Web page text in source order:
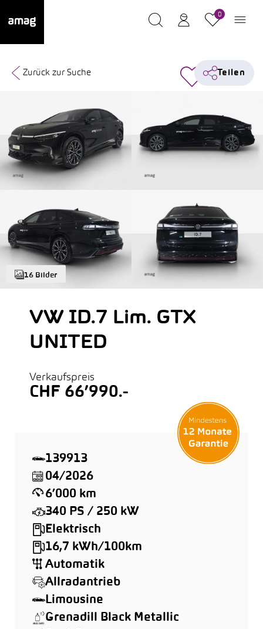
0
16 Bilder
Zurück zur Suche Teilen
VW ID.7 Lim. GTX
UNITED
Verkaufspreis
CHF 66’990.-
139913
04/2026
6’000 km
340 PS / 250 kW
Elektrisch
16,7 kWh/100km
Automatik
Allradantrieb
Limousine
Grenadill Black Metallic